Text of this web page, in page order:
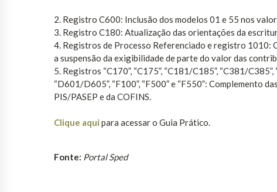
2. Registro C600: Inclusão dos modelos 01 e 55 nos
3. Registro C180: Atualização das orientações da
4. Registros de Processo Referenciado e registro 1010:
a suspensão da exigibilidade de parte do valor das
5. Registros “C170”, “C175”, “C181/C185”, “C381/
“D601/D605”, “F100”, “F500” e “F550”: Complemento
PIS/PASEP e da COFINS.
Clique aqui para acessar o Guia Prático.
Fonte: Portal Sped